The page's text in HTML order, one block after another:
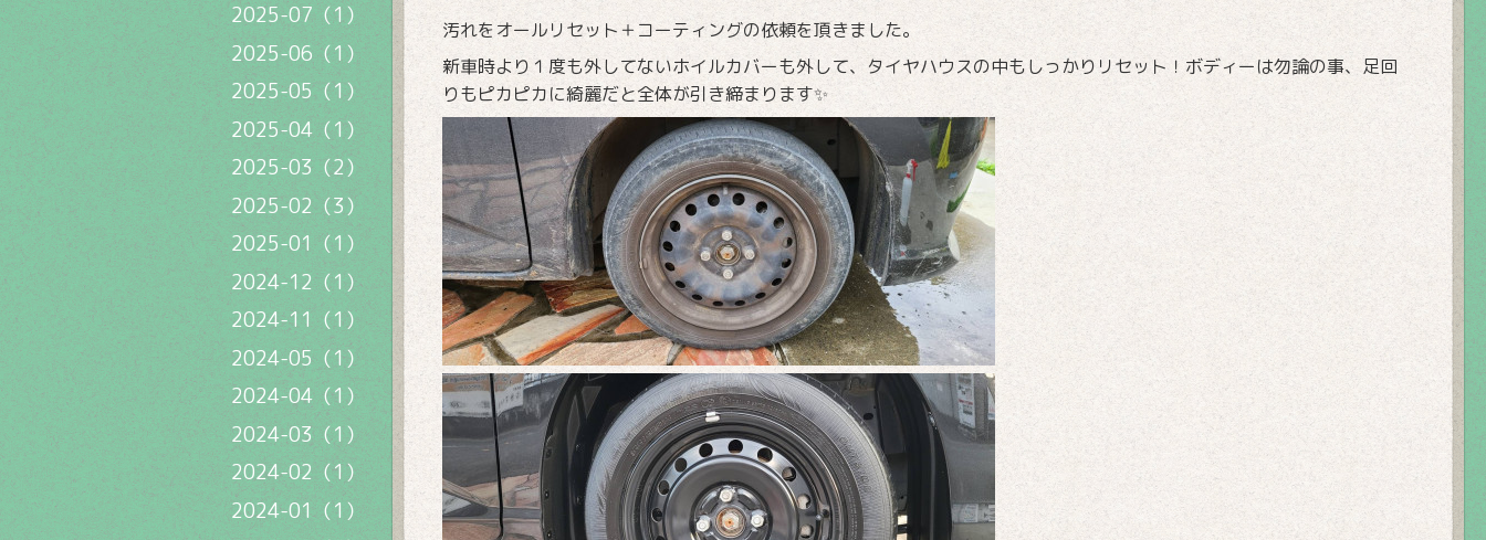
汚れをオールリセット＋コーティングの依頼を頂きました。
新車時より１度も外してないホイルカバーも外して、タイヤハウスの中もしっかりリセット！ボディーは勿論の事、足回
りもピカピカに綺麗だと全体が引き締まります✨
2025-07（1）
2025-06（1）
2025-05（1）
2025-04（1）
2025-03（2）
2025-02（3）
2025-01（1）
2024-12（1）
2024-11（1）
2024-05（1）
2024-04（1）
2024-03（1）
2024-02（1）
2024-01（1）